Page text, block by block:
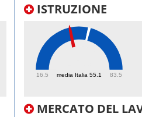
ISTRUZIONE
media Italia 55.1
16.5 83.5
MERCATO DEL